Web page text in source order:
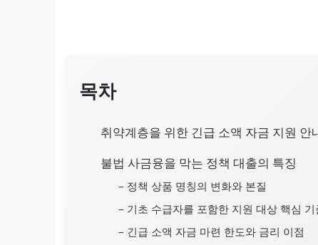
목차
취약계층을 위한 긴급 소액 자금 지원 안
불법 사금융을 막는 정책 대출의 특징
– 정책 상품 명칭의 변화와 본질
– 기초 수급자를 포함한 지원 대상 핵심 기
– 긴급 소액 자금 마련 한도와 금리 이점